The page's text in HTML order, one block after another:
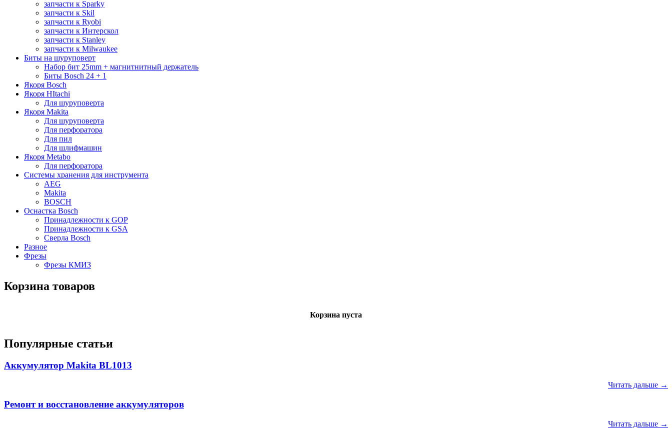
запчасти к Sparky
запчасти к Skil
запчасти к Ryobi
запчасти к Интерскол
запчасти к Stanley
запчасти к Milwaukee
Биты на шуруповерт
Набор бит 25mm + магнитнитный держатель
Биты Bosch 24 + 1
Якоря Bosch
Якоря HItachi
Для шуруповерта
Якоря Makita
Для шуруповерта
Для перфоратора
Для пил
Для шлифмашин
Якоря Metabo
Для перфоратора
Системы хранения для инструмента
AEG
Makita
BOSCH
Оснастка Bosch
Принадлежности к GOP
Принадлежности к GSA
Сверла Bosch
Разное
Фрезы
Фрезы КМИЗ
Корзина товаров
Корзина пуста
Популярные статьи
Аккумулятор Makita BL1013
Читать дальше →
Ремонт и восстановление аккумуляторов
Читать дальше →